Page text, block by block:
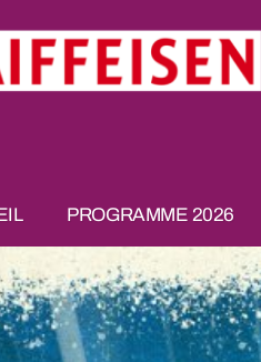
PROGRAMME 2026